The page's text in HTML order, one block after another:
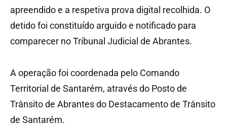
apreendido e a respetiva prova digital recolhida. O
detido foi constituído arguido e notificado para
comparecer no Tribunal Judicial de Abrantes.
A operação foi coordenada pelo Comando
Territorial de Santarém, através do Posto de
Trânsito de Abrantes do Destacamento de Trânsito
de Santarém.